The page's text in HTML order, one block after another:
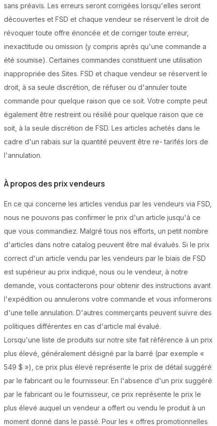
sans préavis. Les erreurs seront corrigées lorsqu'elles seront
découvertes et FSD et chaque vendeur se réservent le droit de
révoquer toute offre énoncée et de corriger toute erreur,
inexactitude ou omission (y compris après qu'une commande a
été soumise). Certaines commandes constituent une utilisation
inappropriée des Sites. FSD et chaque vendeur se réservent le
droit, à sa seule discrétion, de réfuser ou d'annuler toute
commande pour quelque raison que ce soit. Votre compte peut
également être restreint ou résilié pour quelque raison que ce
soit, à la seule discrétion de FSD. Les articles achetés dans le
cadre d'un rabais sur la quantité peuvent être re- tarifés lors de
l'annulation.
À propos des prix vendeurs
En ce qui concerne les articles vendus par les vendeurs via FSD,
nous ne pouvons pas confirmer le prix d'un article jusqu'à ce
que vous commandiez. Malgré tous nos efforts, un petit nombre
d'articles dans notre catalog peuvent être mal évalués. Si le prix
correct d'un article vendu par les vendeurs par le biais de FSD
est supérieur au prix indiqué, nous ou le vendeur, à notre
demande, vous contacterons pour obtenir des instructions avant
l'expédition ou annulerons votre commande et vous informerons
d'une telle annulation. D'autres commerçants peuvent suivre des
politiques différentes en cas d'article mal évalué.
Lorsqu'une liste de produits sur notre site fait référence à un prix
plus élevé, généralement désigné par la barré (par exemple «
549 $ »), ce prix plus élevé représente le prix de détail suggéré
par le fabricant ou le fournisseur. En l'absence d'un prix suggéré
par le fabricant ou le fournisseur, ce prix représente le prix le
plus élevé auquel un vendeur a offert ou vendu le produit à un
moment donné dans le passé. Pour les « offres promotionnelles